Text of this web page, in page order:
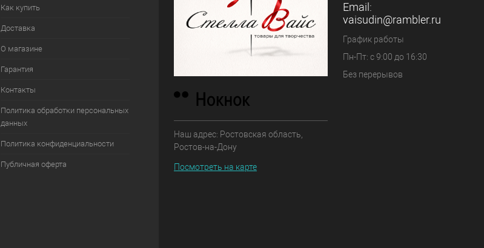
Как купить
Доставка
О магазине
Гарантия
Контакты
Политика обработки персональных
данных
Политика конфиденциальности
Публичная оферта
Наш адрес: Ростовская область,
Ростов-на-Дону
Посмотреть на карте
Email:
vaisudin@rambler.ru
График работы
Пн-Пт: с 9:00 до 16:30
Без перерывов